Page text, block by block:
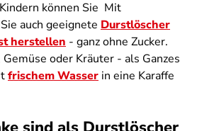
können Sie Mit
auch geeignete Durstlöscher
herstellen - ganz ohne Zucker.
oder Kräuter - als Ganzes
frischem Wasser in eine Karaffe